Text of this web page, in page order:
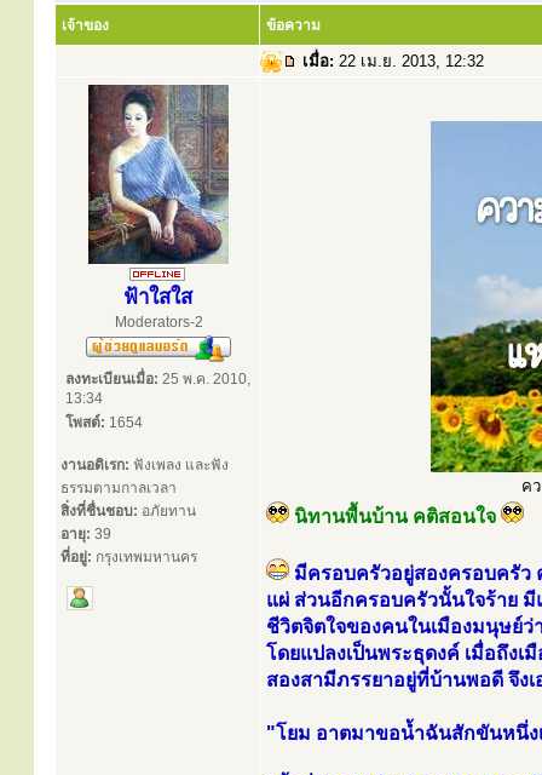
เจ้าของ ข้อความ
เมื่อ: 22 เม.ย. 2013, 12:32
ฟ้าใสใส
Moderators-2
ลงทะเบียนเมื่อ: 25 พ.ค. 2010,
13:34
โพสต์: 1654
งานอดิเรก: ฟังเพลง และฟัง
ธรรมตามกาลเวลา
สิ่งที่ชื่นชอบ: อภัยทาน
อายุ: 39
ที่อยู่: กรุงเทพมหานคร
ค
นิทานพื้นบ้าน คติสอนใจ
มีครอบครัวอยู่สองครอบครัว
แผ่ ส่วนอีกครอบครัวนั้นใจร้าย
ชีวิตจิตใจของคนในเมืองมนุษย์ว่
โดยแปลงเป็นพระธุดงค์ เมื่อถึง
สองสามีภรรยาอยู่ที่บ้านพอดี จึงเ
"โยม อาตมาขอน้ำฉันสักขันหนึ่ง